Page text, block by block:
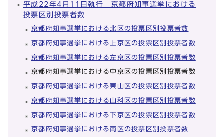
平成22年4月11日執行 京都府知事選挙における
投票区別投票者数
京都府知事選挙における北区の投票区別投票者数
京都府知事選挙における上京区の投票区別投票者数
京都府知事選挙における左京区の投票区別投票者数
京都府知事選挙における中京区の投票区別投票者数
京都府知事選挙における東山区の投票区別投票者数
京都府知事選挙における山科区の投票区別投票者数
京都府知事選挙における下京区の投票区別投票者数
京都府知事選挙における南区の投票区別投票者数